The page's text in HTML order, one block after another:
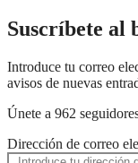
Suscríbete al
Introduce tu correo
avisos de nuevas
Únete a 962
Dirección de correo